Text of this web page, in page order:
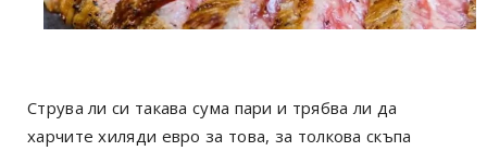
Струва ли си такава сума пари и трябва ли да
харчите хиляди евро за това, за толкова скъпа